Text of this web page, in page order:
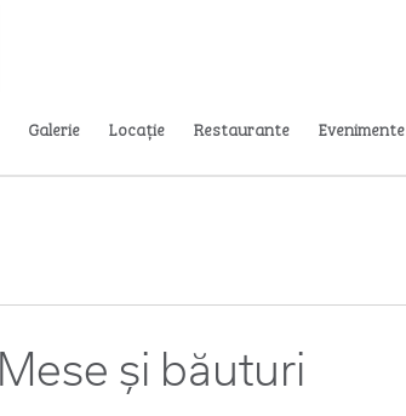
Galerie Locaţie Restaurante Evenimente
Mese și băuturi